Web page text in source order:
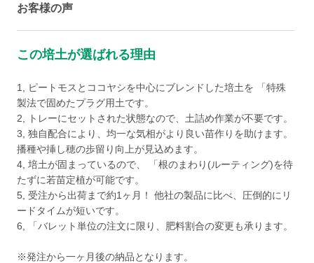
お客様の声
この培土が選ばれる理由
1, ピートモスとココヤシを中心にブレンドした培土を 「特殊
製法で固めたプラグ用土です。
2, トレーにセットされた状態なので、土詰め作業が不要です。
3, 独自配合により、均一な気相がより良い苗作りを助けます。
播種や挿し穂の歩留り向上が見込めます。
4, 培土が固まっているので、 「根のまわり(ルーティング)を待
たずに若苗定植が可能です。
5, 受注から出荷まで約1ヶ月！ 他社の製品に比べ、圧倒的にリ
ードタイムが短いです。
6, 「バレット単位の注文に限り、肥料割合の変更も承ります。
※発注から一ヶ月後の納品となります。